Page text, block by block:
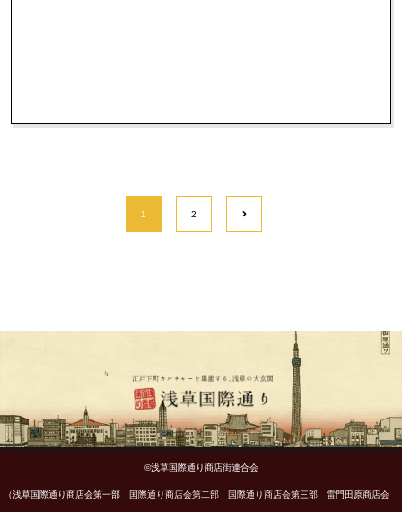
1 2
©浅草国際通り商店街連合会
（浅草国際通り商店会第一部 国際通り商店会第二部 国際通り商店会第三部 雷門田原商店会